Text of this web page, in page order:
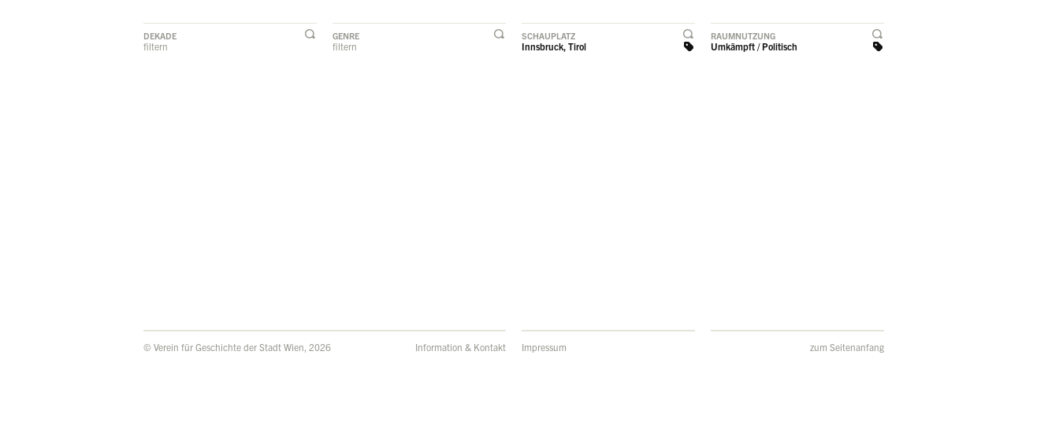
DEKADE
filtern
GENRE
filtern
SCHAUPLATZ
Innsbruck, Tirol
RAUMNUTZUNG
Umkämpft / Politisch
© Verein für Geschichte der Stadt Wien, 2026 Information & Kontakt Impressum zum Seitenanfang